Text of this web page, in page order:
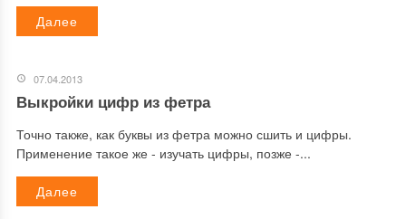
Далее
07.04.2013
Выкройки цифр из фетра
Точно также, как буквы из фетра можно сшить и цифры.
Применение такое же - изучать цифры, позже -...
Далее